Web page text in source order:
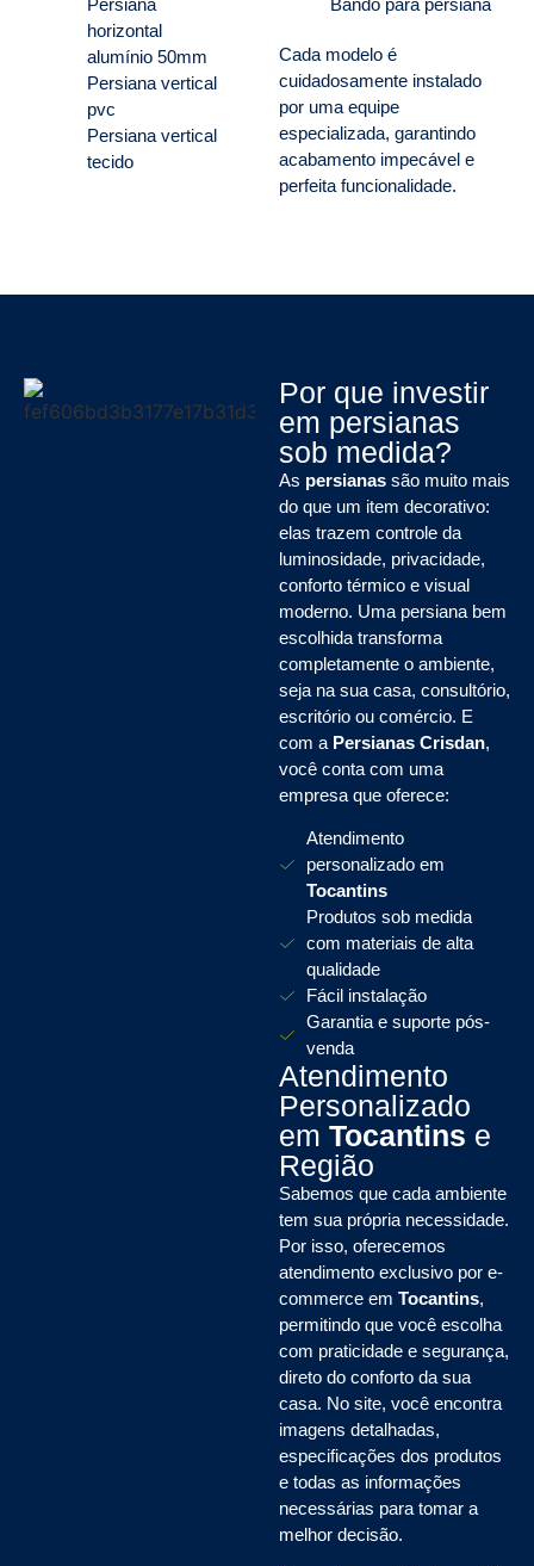
Persiana
horizontal
alumínio 50mm
Persiana vertical
pvc
Persiana vertical
tecido
Bandô para persiana
Cada modelo é
cuidadosamente instalado
por uma equipe
especializada, garantindo
acabamento impecável e
perfeita funcionalidade.
Por que investir
em persianas
sob medida?
As persianas são muito mais
do que um item decorativo:
elas trazem controle da
luminosidade, privacidade,
conforto térmico e visual
moderno. Uma persiana bem
escolhida transforma
completamente o ambiente,
seja na sua casa, consultório,
escritório ou comércio. E
com a Persianas Crisdan,
você conta com uma
empresa que oferece:
Atendimento
personalizado em
Tocantins
Produtos sob medida
com materiais de alta
qualidade
Fácil instalação
Garantia e suporte pós-
venda
Atendimento
Personalizado
em Tocantins e
Região
Sabemos que cada ambiente
tem sua própria necessidade.
Por isso, oferecemos
atendimento exclusivo por e-
commerce em Tocantins,
permitindo que você escolha
com praticidade e segurança,
direto do conforto da sua
casa. No site, você encontra
imagens detalhadas,
especificações dos produtos
e todas as informações
necessárias para tomar a
melhor decisão.